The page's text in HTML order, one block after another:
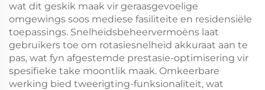
wat dit geskik maak vir geraasgevoelige
omgewings soos mediese fasiliteite en residensiële
toepassings. Snelheidsbeheervermoëns laat
gebruikers toe om rotasiesnelheid akkuraat aan te
pas, wat fyn afgestemde prestasie-optimisering vir
spesifieke take moontlik maak. Omkeerbare
werking bied tweerigting-funksionaliteit, wat